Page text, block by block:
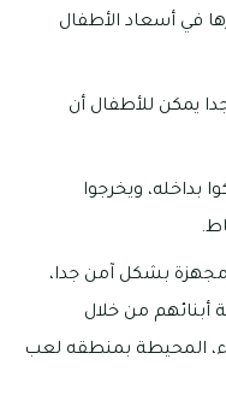
في أسعاد الأطفال
يمكن للأطفال أن
بداخله، ويخرجوا
بشكل آمن جدا،
أبنائهم من خلال
المحيطة بمنطقه لعب